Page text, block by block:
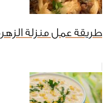
طريقة عمل منزلة